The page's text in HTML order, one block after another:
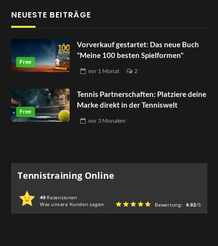
NEUESTE BEITRÄGE
Vorverkauf gestartet: Das neue Buch
"Meine 100 besten Spielformen"
vor 1 Monat 2
Tennis Partnerschaften: Platziere deine
Marke direkt in der Tenniswelt
vor 3 Monaten
Tennistraining Online
49Rezensionen
Was unsere Kunden sagen
Bewertung: 4.92/5